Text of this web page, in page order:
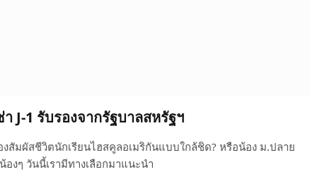
J-1 รับรองจากรัฐบาลสหรัฐฯ
สัมผัสชีวิตนักเรียนไฮสคูลอเมริกันแบบใกล้ชิด? หรือน้อง ม.ปลาย
งๆ วันนี้เรามีทางเลือกมาแนะนำ